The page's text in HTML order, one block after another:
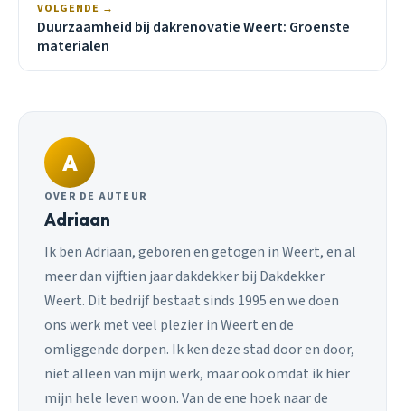
VOLGENDE →
Duurzaamheid bij dakrenovatie Weert: Groenste
materialen
A
OVER DE AUTEUR
Adriaan
Ik ben Adriaan, geboren en getogen in Weert, en al
meer dan vijftien jaar dakdekker bij Dakdekker
Weert. Dit bedrijf bestaat sinds 1995 en we doen
ons werk met veel plezier in Weert en de
omliggende dorpen. Ik ken deze stad door en door,
niet alleen van mijn werk, maar ook omdat ik hier
mijn hele leven woon. Van de ene hoek naar de